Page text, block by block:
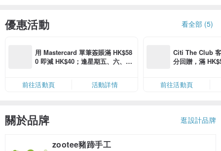
優惠活動 看全部 (5)
用 Mastercard 單筆簽賬滿 HK$58
0 即減 HK$40；逢星期五、六、日
卡」結帳）
前往活動頁 活動詳情
Citi The Club
分回贈，滿
前往活動頁
關於品牌 逛設計品牌
zootee豬蹄手工